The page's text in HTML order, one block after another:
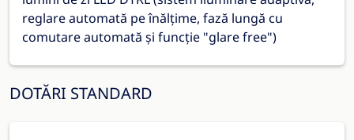
reglare automată pe înălțime, fază lungă cu
comutare automată și funcție "glare free")
DOTĂRI STANDARD